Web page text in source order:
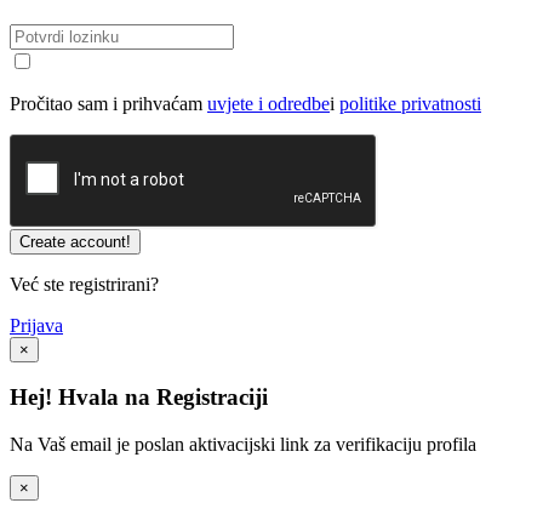
Pročitao sam i prihvaćam uvjete i odredbei politike privatnosti
Već ste registrirani?
Prijava
×
Hej! Hvala na Registraciji
Na Vaš email je poslan aktivacijski link za verifikaciju profila
×